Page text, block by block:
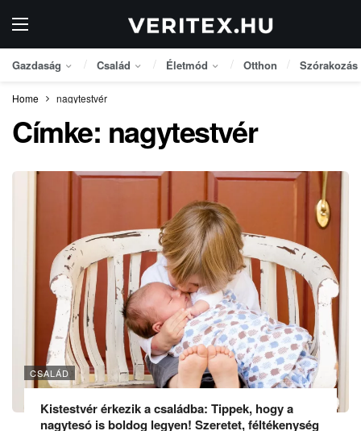
Gazdaság Család Életmód Otthon Szórakozás
Home nagytestvér
Címke: nagytestvér
CSALÁD
Kistestvér érkezik a családba: Tippek, hogy a
nagytesó is boldog legyen! Szeretet, féltékenység